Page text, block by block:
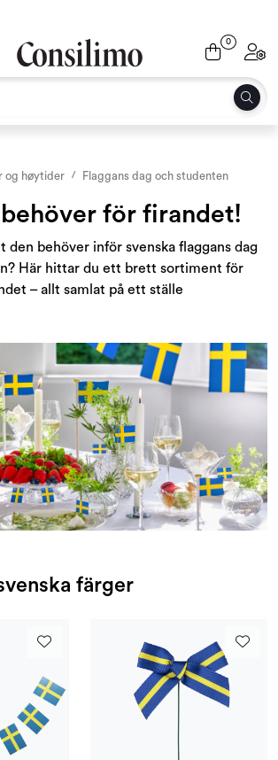
0
og høytider Flaggans dag och studenten
för firandet!
den behöver inför svenska flaggans dag
Här hittar du ett brett sortiment för
– allt samlat på ett ställe
färger